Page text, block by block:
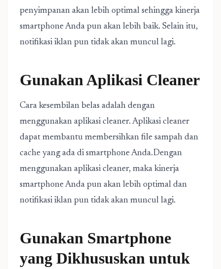
penyimpanan akan lebih optimal sehingga kinerja
smartphone Anda pun akan lebih baik. Selain itu,
notifikasi iklan pun tidak akan muncul lagi.
Gunakan Aplikasi Cleaner
Cara kesembilan belas adalah dengan
menggunakan aplikasi cleaner. Aplikasi cleaner
dapat membantu membersihkan file sampah dan
cache yang ada di smartphone Anda.Dengan
menggunakan aplikasi cleaner, maka kinerja
smartphone Anda pun akan lebih optimal dan
notifikasi iklan pun tidak akan muncul lagi.
Gunakan Smartphone
yang Dikhususkan untuk